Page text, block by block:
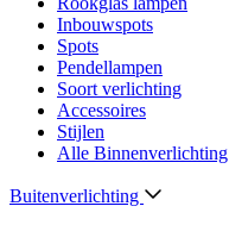
Inbouwspots
Spots
Pendellampen
Soort verlichting
Accessoires
Stijlen
Alle Binnenverlichting
Buitenverlichting